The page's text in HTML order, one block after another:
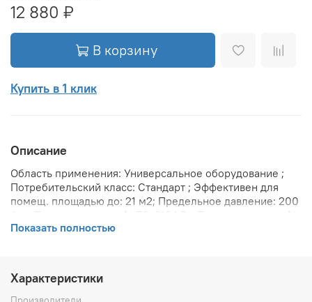
12 880 ₽
В корзину
Купить в 1 клик
Описание
Область применения: Универсальное оборудование ;
Потребительский класс: Стандарт ; Эффективен для
помещ. площадью до: 21 м2; Предельное давление: 200
60: 1800 Вт; Теплоотдача при Δt 50: 1428 Вт; Защита от
установки (крепления): Настенная ; Межосевое
расстояние: 500 мм; Давление опрессовки: 45 бар;
Объем воды в радиаторе: 2.46 л; Резьба присоединения
Показать полностью
Характеристики